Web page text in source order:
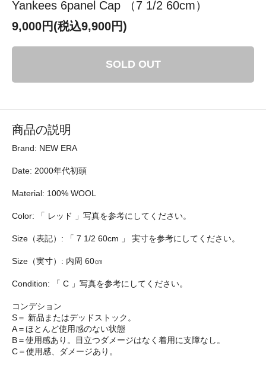
Yankees 6panel Cap （7 1/2 60cm）
9,000円(税込9,900円)
SOLD OUT
商品の説明
Brand: NEW ERA
Date: 2000年代初頭
Material: 100% WOOL
Color: 「 レッド 」写真を参考にしてください。
Size（表記）: 「 7 1/2 60cm 」 実寸を参考にしてください。
Size（実寸）: 内周 60㎝
Condition: 「 C 」写真を参考にしてください。
コンデション
S＝ 新品またはデッドストック。
A＝ほとんど使用感のない状態
B＝使用感あり。目立つダメージはなく着用に支障なし。
C＝使用感、ダメージあり。